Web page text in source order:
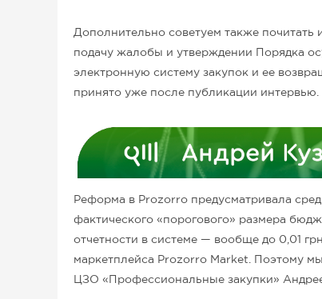
Дополнительно советуем также почитать
подачу жалобы и утверждении Порядка
электронную систему закупок и ее
принято уже после публикации интервью.
Реформа в Prozorro предусматривала
фактического «порогового» размера
отчетности в системе — вообще до 0,01
маркетплейса Prozorro Market. Поэтому
ЦЗО «Профессиональные закупки»